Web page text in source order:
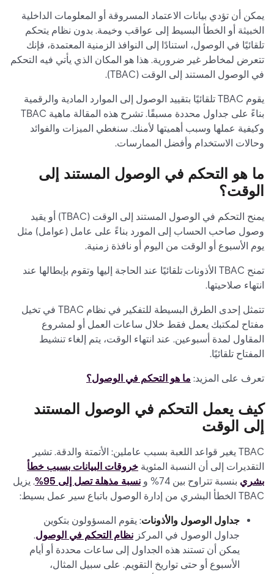
يمكن أن تؤدي بيانات الاعتماد المسروقة أو المعلومات الداخلية
الخبيثة أو الخطأ البسيط إلى عواقب وخيمة. بدون نظام يتحكم
تلقائيًا في الوصول، استنادًا إلى النوافذ الزمنية المعتمدة، فإنك
تتعرض لمخاطر غير ضرورية. هذا هو المكان الذي يأتي فيه التحكم
في الوصول المستند إلى الوقت (TBAC).
يقوم TBAC تلقائيًا بتقييد الوصول إلى الموارد المادية والرقمية
بناءً على جداول محددة مسبقًا. تشرح هذه المقالة ماهية TBAC
وكيفية عملها وسبب أهميتها لأمنك. سنغطي الميزات والفوائد
وحالات الاستخدام وأفضل الممارسات.
ما هو التحكم في الوصول المستند إلى
الوقت؟
يمنح التحكم في الوصول المستند إلى الوقت (TBAC) أو يقيد
وصول صاحب الحساب إلى المورد بناءً على عامل (عوامل) مثل
يوم الأسبوع أو الوقت من اليوم أو نافذة زمنية.
تمنح TBAC الأذونات تلقائيًا عند الحاجة إليها وتقوم بإبطالها عند
انتهاء صلاحيتها.
تتمثل إحدى الطرق البسيطة للتفكير في نظام TBAC في تخيل
مفتاح لمكتبك يعمل فقط خلال ساعات العمل أو لمشروع
المقاول لمدة أسبوعين. عند انتهاء الوقت، يتم إلغاء تنشيط
المفتاح تلقائيًا.
تعرف على المزيد: ما هو التحكم في الوصول؟
كيف يعمل التحكم في الوصول المستند
إلى الوقت
TBAC يغير قواعد اللعبة بسبب عاملين: الأتمتة والدقة. تشير
التقديرات إلى أن النسبة المئوية خروقات البيانات بسبب خطأ
بشري بنسبة تتراوح بين 74% و نسبة مذهلة تصل إلى 95%
. يزيل
TBAC الخطأ البشري من إدارة الوصول باتباع سير عمل بسيط:
جداول الوصول والأذونات: يقوم المسؤولون بتكوين
جداول الوصول في المركز نظام التحكم في الوصول.
يمكن أن تستند هذه الجداول إلى ساعات محددة أو أيام
الأسبوع أو حتى تواريخ التقويم. على سبيل المثال،